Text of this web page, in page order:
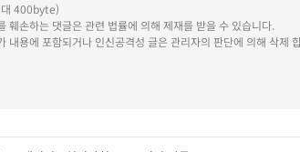
대 400byte)
훼손하는 댓글은 관련 법률에 의해 제재를 받을 수 있습니다.
내용에 포함되거나 인신공격성 글은 관리자의 판단에 의해 삭제